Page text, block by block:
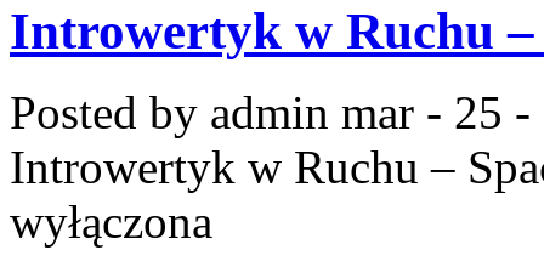
Introwertyk w Ruchu –
Posted by admin mar - 25 -
Introwertyk w Ruchu –
wyłączona